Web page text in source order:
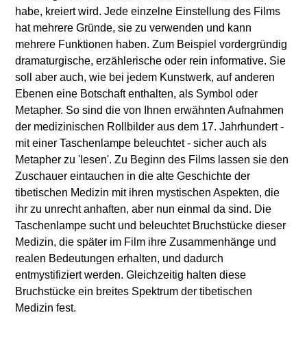
habe, kreiert wird. Jede einzelne Einstellung des Films
hat mehrere Gründe, sie zu verwenden und kann
mehrere Funktionen haben. Zum Beispiel vordergründig
dramaturgische, erzählerische oder rein informative. Sie
soll aber auch, wie bei jedem Kunstwerk, auf anderen
Ebenen eine Botschaft enthalten, als Symbol oder
Metapher. So sind die von Ihnen erwähnten Aufnahmen
der medizinischen Rollbilder aus dem 17. Jahrhundert -
mit einer Taschenlampe beleuchtet - sicher auch als
Metapher zu 'lesen'. Zu Beginn des Films lassen sie den
Zuschauer eintauchen in die alte Geschichte der
tibetischen Medizin mit ihren mystischen Aspekten, die
ihr zu unrecht anhaften, aber nun einmal da sind. Die
Taschenlampe sucht und beleuchtet Bruchstücke dieser
Medizin, die später im Film ihre Zusammenhänge und
realen Bedeutungen erhalten, und dadurch
entmystifiziert werden. Gleichzeitig halten diese
Bruchstücke ein breites Spektrum der tibetischen
Medizin fest.